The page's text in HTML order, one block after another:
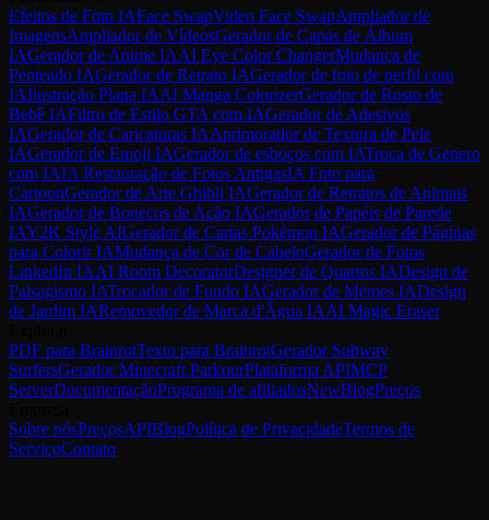
Efeitos de Foto IAFace SwapVideo Face SwapAmpliador de
ImagensAmpliador de VídeosGerador de Capas de Álbum
IAGerador de Anime IAAI Eye Color ChangerMudança de
Penteado IAGerador de Retrato IAGerador de foto de perfil com
IAIlustração Plana IAAI Manga ColorizerGerador de Rosto de
Bebê IAFiltro de Estilo GTA com IAGerador de Adesivos
IAGerador de Caricaturas IAAprimorador de Textura de Pele
IAGerador de Emoji IAGerador de esboços com IATroca de Genero
com IAIA Restauração de Fotos AntigasIA Foto para
CartoonGerador de Arte Ghibli IAGerador de Retratos de Animais
IAGerador de Bonecos de Ação IAGerador de Papéis de Parede
IAY2K Style AIGerador de Cartas Pokémon IAGerador de Páginas
para Colorir IAMudança de Cor de CabeloGerador de Fotos
LinkedIn IAAI Room DecoratorDesigner de Quartos IADesign de
Paisagismo IATrocador de Fundo IAGerador de Memes IADesign
de Jardim IARemovedor de Marca d'Água IAAI Magic Eraser
PDF para BrainrotTexto para BrainrotGerador Subway
SurfersGerador Minecraft ParkourPlataforma APIMCP
ServerDocumentaçãoPrograma de afiliadosNewBlogPreços
Sobre nósPreçosAPIBlogPolítica de PrivacidadeTermos de
ServiçoContato